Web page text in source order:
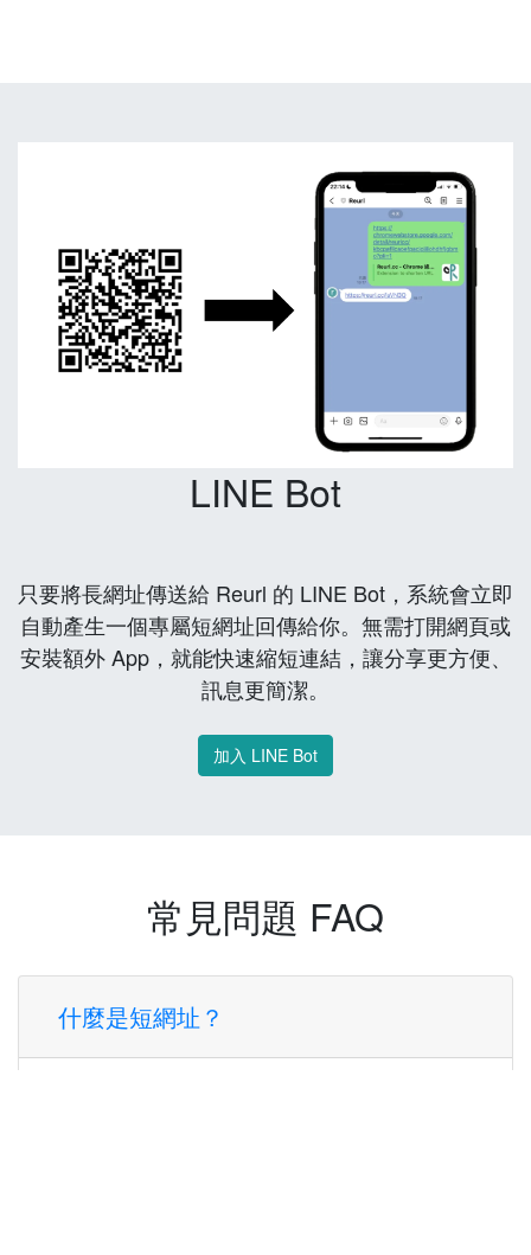
LINE Bot
只要將長網址傳送給 Reurl 的 LINE Bot，系統會立即
自動產生一個專屬短網址回傳給你。無需打開網頁或
安裝額外 App，就能快速縮短連結，讓分享更方便、
訊息更簡潔。
加入 LINE Bot
常見問題 FAQ
什麼是短網址？